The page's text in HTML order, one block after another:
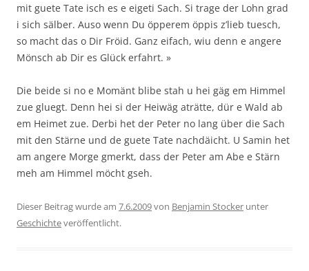
mit guete Tate isch es e eigeti Sach. Si trage der Lohn grad
i sich sälber. Auso wenn Du öpperem öppis z’lieb tuesch,
so macht das o Dir Fröid. Ganz eifach, wiu denn e angere
Mönsch ab Dir es Glück erfahrt. »
Die beide si no e Momänt blibe stah u hei gäg em Himmel
zue gluegt. Denn hei si der Heiwäg aträtte, dür e Wald ab
em Heimet zue. Derbi het der Peter no lang über die Sach
mit den Stärne und de guete Tate nachdäicht. U Samin het
am angere Morge gmerkt, dass der Peter am Abe e Stärn
meh am Himmel möcht gseh.
Dieser Beitrag wurde am 7.6.2009von Benjamin Stocker unter
Geschichteveröffentlicht.